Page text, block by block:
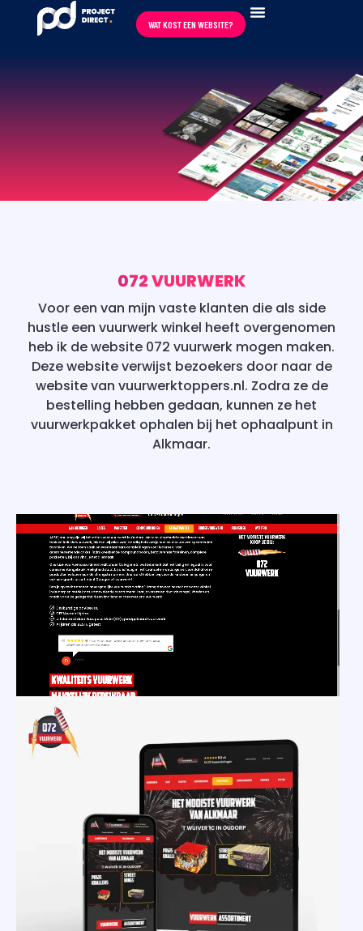
WAT KOST EEN WEBSITE?
072 VUURWERK
Voor een van mijn vaste klanten die als side
hustle een vuurwerk winkel heeft overgenomen
heb ik de website 072 vuurwerk mogen maken.
Deze website verwijst bezoekers door naar de
website van vuurwerktoppers.nl. Zodra ze de
bestelling hebben gedaan, kunnen ze het
vuurwerkpakket ophalen bij het ophaalpunt in
Alkmaar.